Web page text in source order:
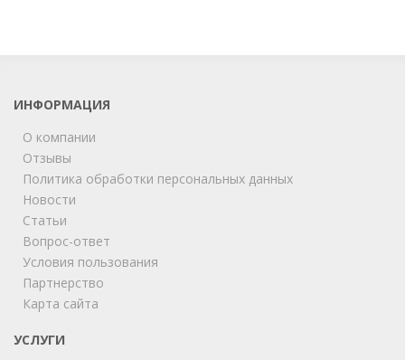
ИНФОРМАЦИЯ
О компании
Отзывы
Политика обработки персональных данных
Новости
Статьи
Вопрос-ответ
Условия пользования
Партнерство
Карта сайта
УСЛУГИ